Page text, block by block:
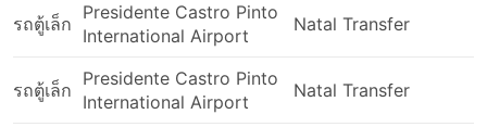
รถตู้เล็ก
Presidente Castro Pinto
International Airport
Natal Transfer
รถตู้เล็ก
Presidente Castro Pinto
International Airport
Natal Transfer